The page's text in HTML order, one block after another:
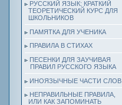
РУССКИЙ ЯЗЫК: КРАТКИЙ
ТЕОРЕТИЧЕСКИЙ КУРС ДЛЯ
ШКОЛЬНИКОВ
ПАМЯТКА ДЛЯ УЧЕНИКА
ПРАВИЛА В СТИХАХ
ПЕСЕНКИ ДЛЯ ЗАУЧИВАЯ
ПРАВИЛ РУССКОГО ЯЗЫКА
ИНОЯЗЫЧНЫЕ ЧАСТИ СЛОВ
НЕПРАВИЛЬНЫЕ ПРАВИЛА,
ИЛИ КАК ЗАПОМИНАТЬ